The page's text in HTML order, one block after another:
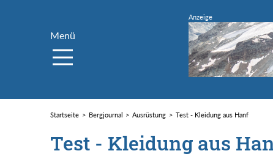
Menü
Startseite Bergjournal Ausrüstung Test - Kleidung aus Hanf
Test - Kleidung aus